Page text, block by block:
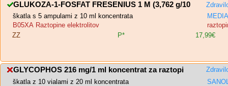
GLUKOZA-1-FOSFAT FRESENIUS 1 M (3,762 g/10
škatla s 5 ampulami z 10 ml koncentrata
B05XA Raztopine elektrolitov
ZZ
P* 17,99€
GLYCOPHOS 216 mg/1 ml koncentrat za raztopi
škatla z 10 vialami z 20 ml koncentrata